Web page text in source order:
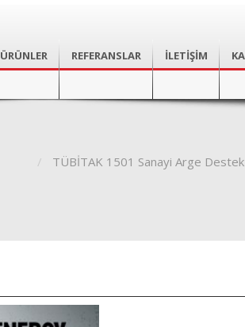
ÜRÜNLER REFERANSLAR İLETİŞİM
TÜBİTAK 1501 Sanayi Arge